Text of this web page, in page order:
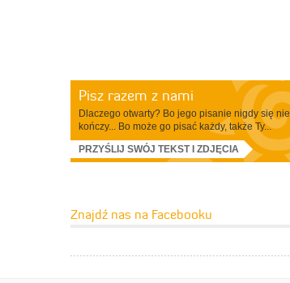
Pisz razem z nami
Dlaczego otwarty? Bo jego pisanie nigdy się nie
kończy... Bo może go pisać każdy, także Ty...
PRZYŚLIJ SWÓJ TEKST I ZDJĘCIA
Znajdź nas na Facebooku